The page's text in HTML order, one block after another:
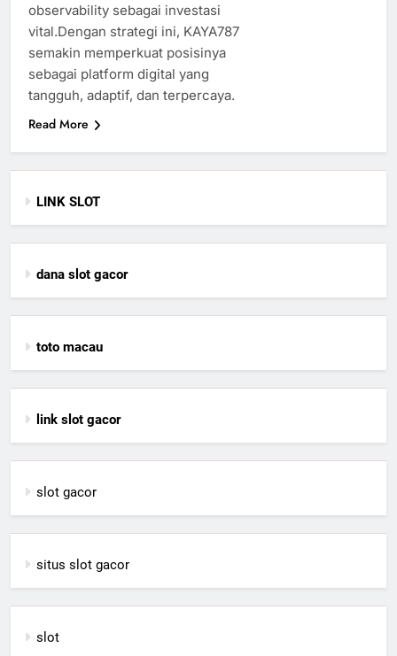
observability sebagai investasi
vital.Dengan strategi ini, KAYA787
semakin memperkuat posisinya
sebagai platform digital yang
tangguh, adaptif, dan terpercaya.
Read More
LINK SLOT
dana slot gacor
toto macau
link slot gacor
slot gacor
situs slot gacor
slot